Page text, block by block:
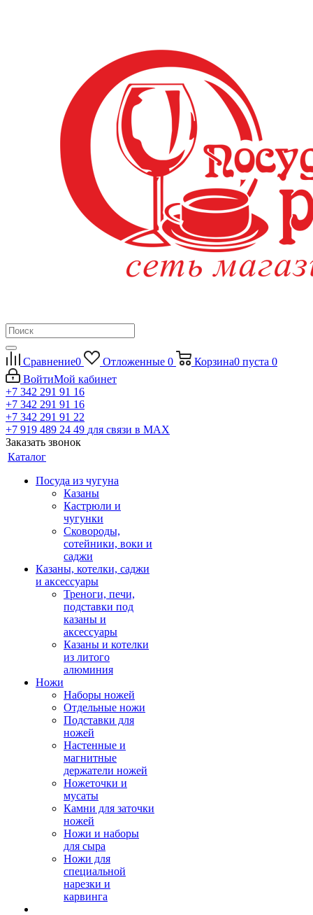
Сравнение0 Отложенные 0 Корзина0 пуста 0
ВойтиМой кабинет
+7 342 291 91 16
+7 342 291 91 16
+7 342 291 91 22
+7 919 489 24 49 для связи в МАХ
Заказать звонок
Каталог
Посуда из чугуна
Казаны
Кастрюли и
чугунки
Сковороды,
сотейники, воки и
саджи
Казаны, котелки, саджи
и аксессуары
Треноги, печи,
подставки под
казаны и
аксессуары
Казаны и котелки
из литого
алюминия
Ножи
Наборы ножей
Отдельные ножи
Подставки для
ножей
Настенные и
магнитные
держатели ножей
Ножеточки и
мусаты
Камни для заточки
ножей
Ножи и наборы
для сыра
Ножи для
специальной
нарезки и
карвинга